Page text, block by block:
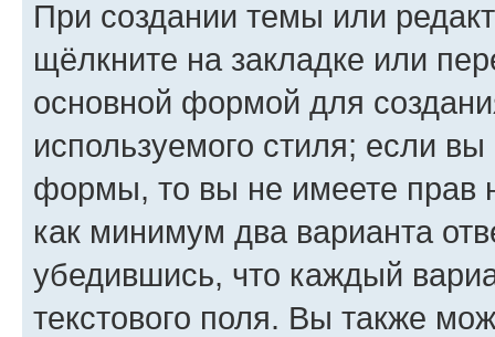
При создании темы или
щёлкните на закладке или
основной формой для
используемого стиля; если
формы, то вы не имеете прав
как минимум два варианта
убедившись, что каждый
текстового поля. Вы также